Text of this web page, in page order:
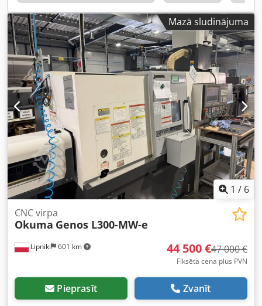
Mazā sludinājuma
1 / 6
Lipniki 601 km
CNC virpa
Okuma Genos L300-MW-e
44 500 €47 000 €
Fiksēta cena plus PVN
Pieprasīt Zvanīt